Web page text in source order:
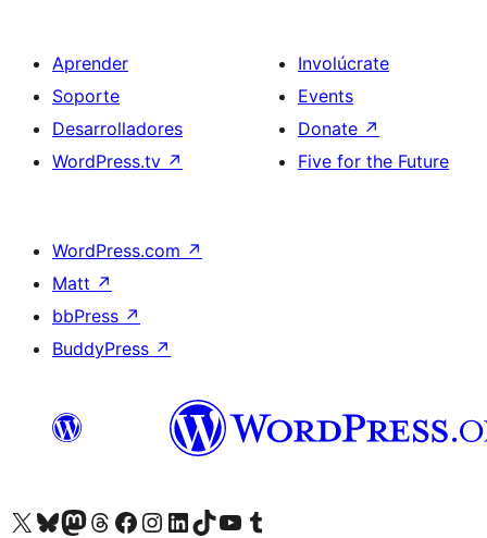
Aprender
Soporte
Desarrolladores
WordPress.tv ↗
Involúcrate
Events
Donate ↗
Five for the Future
WordPress.com ↗
Matt ↗
bbPress ↗
BuddyPress ↗
Visit our X (formerly Twitter) account
Visit our Bluesky account
Visit our Mastodon account
Visit our Threads account
Visita nuestra página de Facebook
Visita nuestra cuenta de Instagram
Visita nuestra cuenta de LinkedIn
Visit our TikTok account
Visita nuestro canal de YouTube
Visit our Tumblr account